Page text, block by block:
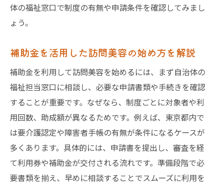
体の福祉窓口で制度の有無や申請条件を確認してみまし
ょう。
補助金を活用した訪問美容の始め方を解説
補助金を利用して訪問美容を始めるには、まず自治体の
福祉担当窓口に相談し、必要な申請書類や手続きを確認
することが重要です。なぜなら、制度ごとに対象者や利
用回数、助成額が異なるためです。例えば、東京都内で
は要介護認定や障害者手帳の有無が条件になるケースが
多くあります。具体的には、申請書を提出し、審査を経
て利用券や補助金が交付される流れです。準備段階で必
要書類を揃え、早めに相談することでスムーズに利用を